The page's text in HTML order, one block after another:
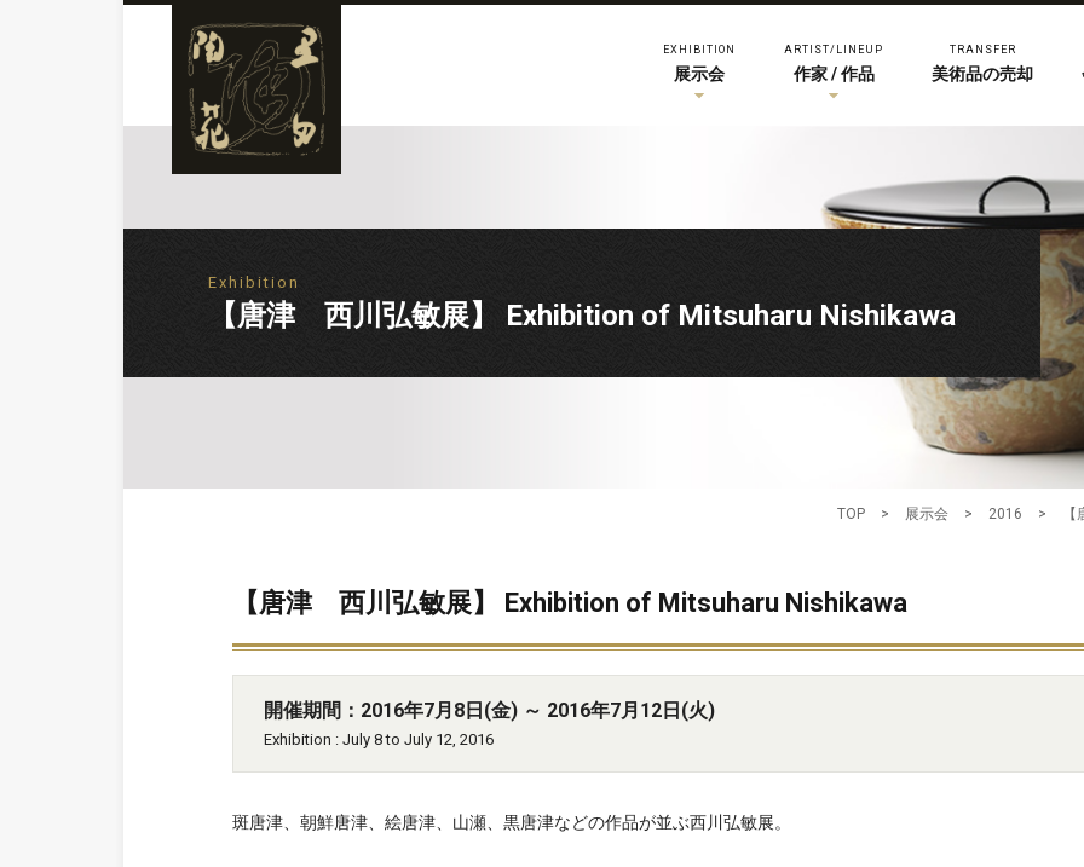
EXHIBITION
展示会
ARTIST/LINEUP
作家 / 作品
TRANSFER
美術品の売却
Exhibition
【唐津 西川弘敏展】 Exhibition of Mitsuharu Nishikawa
TOP > 展示会 > 2016 >
【唐津 西川弘敏展】 Exhibition of Mitsuharu Nishikawa
開催期間：2016年7月8日(金) ～ 2016年7月12日(火)
Exhibition : July 8 to July 12, 2016
斑唐津、朝鮮唐津、絵唐津、山瀬、黒唐津などの作品が並ぶ西川弘敏展。